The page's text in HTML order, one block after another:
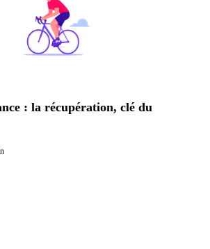
: la récupération, clé du